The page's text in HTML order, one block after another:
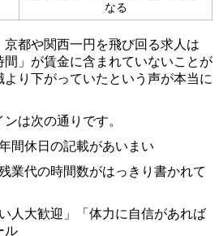
なる
都や関西一円を飛び回る求人は
間」が賃金に含まれていないことが
り下がっていたという声が本当に
は次の通りです。
間休日の記載があいまい
業代の時間数がはっきり書かれて
人大歓迎」「体力に自信があれば
ル